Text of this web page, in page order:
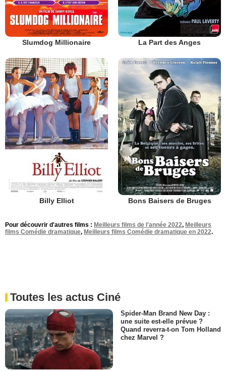
Slumdog Millionaire La Part des Anges
Billy Elliot Bons Baisers de Bruges
Pour découvrir d'autres films : Meilleurs films de l'année 2022, Meilleurs
films Comédie dramatique, Meilleurs films Comédie dramatique en 2022.
Toutes les actus Ciné
Spider-Man Brand New Day :
une suite est-elle prévue ?
Quand reverra-t-on Tom Holland
chez Marvel ?